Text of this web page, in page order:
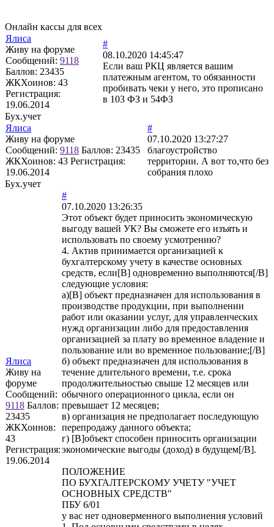
Онлайн кассы для всех
Ялиса
Живу на форуме
Сообщений: 9118
Баллов: 23435
ЖКХоинов: 43
Регистрация:
19.06.2014
#
08.10.2020 14:45:47
Если ваш РКЦ является вашим
платежным агентом, то обязанности
пробивать чеки у него, это прописано
в 103 ФЗ и 54ФЗ
Бух.учет
Ялиса
Живу на форуме
Сообщений: 9118 Баллов: 23435
ЖКХоинов: 43 Регистрация:
19.06.2014
#
07.10.2020 13:27:27
благоустройство
территории. А вот то,что без
собрания плохо
Бух.учет
Ялиса
Живу на
форуме
Сообщений:
9118 Баллов:
23435
ЖКХоинов:
43
Регистрация:
19.06.2014
#
07.10.2020 13:26:35
Этот объект будет приносить экономическую
выгоду вашей УК? Вы сможете его изъять и
использовать по своему усмотрению?
4. Актив принимается организацией к
бухгалтерскому учету в качестве основных
средств, если[B] одновременно выполняются[/B]
следующие условия:
а)[B] объект предназначен для использования в
производстве продукции, при выполнении
работ или оказании услуг, для управленческих
нужд организации либо для предоставления
организацией за плату во временное владение и
пользование или во временное пользование;[/B]
б) объект предназначен для использования в
течение длительного времени, т.е. срока
продолжительностью свыше 12 месяцев или
обычного операционного цикла, если он
превышает 12 месяцев;
в) организация не предполагает последующую
перепродажу данного объекта;
г) [B]объект способен приносить организации
экономические выгоды (доход) в будущем[/B].
ПОЛОЖЕНИЕ
ПО БУХГАЛТЕРСКОМУ УЧЕТУ "УЧЕТ
ОСНОВНЫХ СРЕДСТВ"
ПБУ 6/01
у вас нет одноверменного выполнения условий